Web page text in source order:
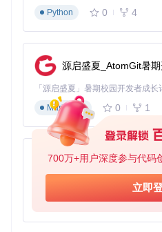
700万+用户深度参与代码
立即
留学生论文翻译：学术文献跨语
场景痛点：国外大学图书馆网络
工具阅读英文文献
解决方案 ：
提前在宿舍网络下载英中、
将PDF文献转为文本格式导
使用批量翻译功能处理整章
图2：网页版翻译界面，支持大
跨境旅行沟通：无网络环境下的
：境外旅行时国际漫
App
Python
0 4
源启盛夏_AtomGit暑
Markdown
0 1
py-xiaozhi
Python
0 1